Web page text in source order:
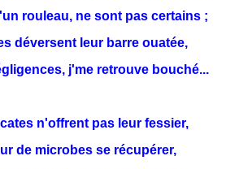
rouleau, ne sont pas certains ;
déversent leur barre ouatée,
j'me retrouve bouché...
n'offrent pas leur fessier,
de microbes se récupérer,